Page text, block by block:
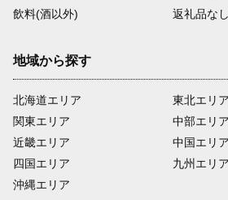
飲料(酒以外)
返礼品なし
地域から探す
北海道エリア
関東エリア
近畿エリア
四国エリア
沖縄エリア
東北エリア
中部エリア
中国エリア
九州エリア